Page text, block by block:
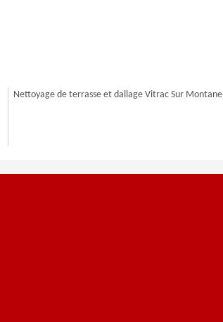
Nettoyage de terrasse et dallage Vitrac Sur Montane